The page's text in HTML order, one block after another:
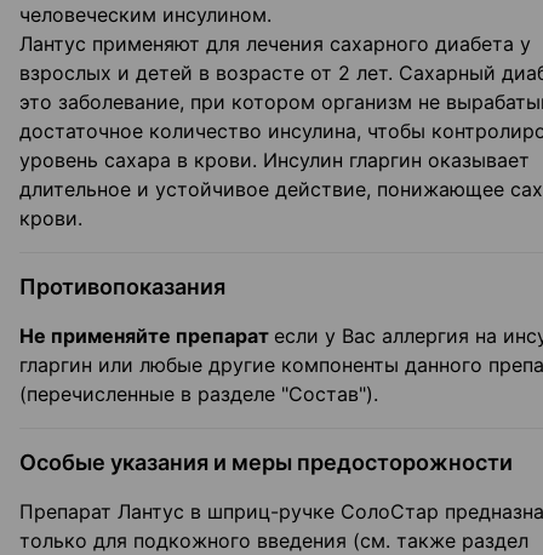
человеческим инсулином.
Лантус применяют для лечения сахарного диабета у
взрослых и детей в возрасте от 2 лет. Сахарный
это заболевание, при котором организм не
достаточное количество инсулина, чтобы
уровень сахара в крови. Инсулин гларгин оказывает
длительное и устойчивое действие, понижающее
крови.
Противопоказания
Не применяйте препарат если у Вас аллергия на
гларгин или любые другие компоненты данного
(перечисленные в разделе "Состав").
Особые указания и меры предосторожности
Препарат Лантус в шприц-ручке СолоСтар
только для подкожного введения (см. также раздел